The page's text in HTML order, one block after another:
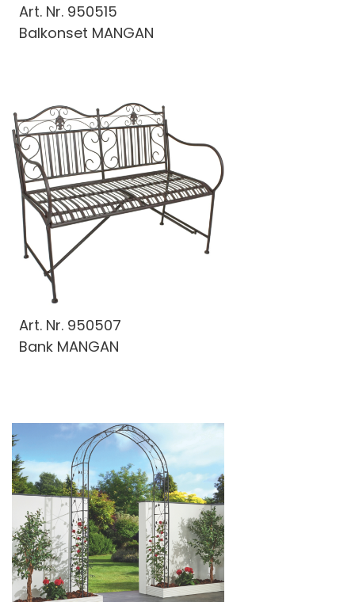
Art. Nr. 950515
Balkonset MANGAN
Art. Nr. 950507
Bank MANGAN